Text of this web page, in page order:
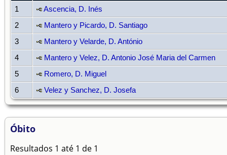
1
Ascencia, D. Inés
2
Mantero y Picardo, D. Santiago
3
Mantero y Velarde, D. António
4
Mantero y Velez, D. Antonio José Maria del Carmen
5
Romero, D. Miguel
6
Velez y Sanchez, D. Josefa
Óbito
Resultados 1 até 1 de 1